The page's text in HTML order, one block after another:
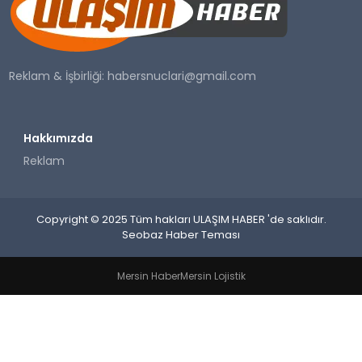
SAĞLIK
YAŞAM
Reklam & İşbirliği:habersnuclari@gmail.com
Hakkımızda
Reklam
Copyright © 2025 Tüm hakları ULAŞIM HABER 'de saklıdır.
Seobaz Haber Teması
Mersin HaberMersin Lojistik